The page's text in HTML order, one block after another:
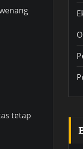
tetap